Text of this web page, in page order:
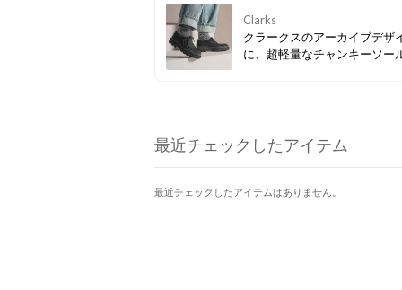
Clarks
クラークスのアーカイブデザ
に、超軽量なチャンキーソー
ンが特徴。クッション性の高
トベッドが快適な履き心地を
最近チェックしたアイテム
最近チェックしたアイテムはありません。